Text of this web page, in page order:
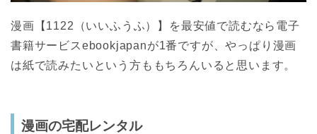
漫画【1122（いいふうふ）】を最安値で読むなら電子
書籍サービスebookjapanが1番ですが、やっぱり漫画
は紙で読みたいという方ももちろんいると思います。
漫画の宅配レンタル